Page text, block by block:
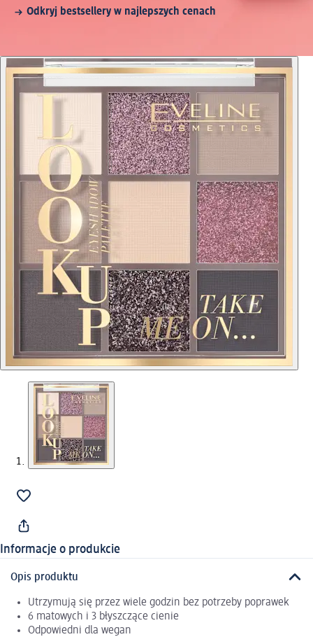
Odkryj bestsellery w najlepszych cenach
Informacje o produkcie
Opis produktu
Utrzymują się przez wiele godzin bez potrzeby poprawek
6 matowych i 3 błyszczące cienie
Odpowiedni dla wegan